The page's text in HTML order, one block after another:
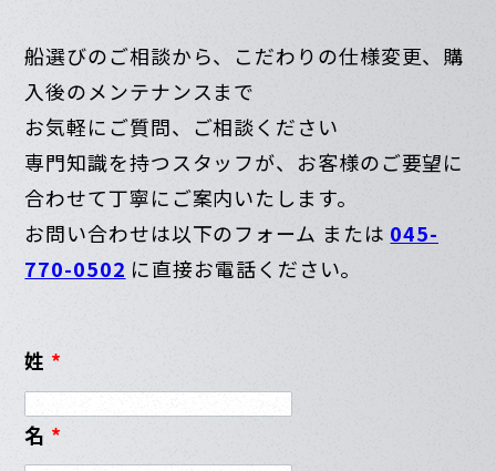
船選びのご相談から、こだわりの仕様変更、購
入後のメンテナンスまで
お気軽にご質問、ご相談ください
専門知識を持つスタッフが、お客様のご要望に
合わせて丁寧にご案内いたします。
お問い合わせは以下のフォーム または 045-
770-0502 に直接お電話ください。
姓 *
名 *